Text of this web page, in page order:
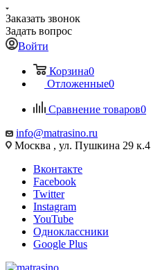
Заказать звонок
Задать вопрос
Войти
Корзина0
Отложенные0
Сравнение товаров0
info@matrasino.ru
Москва , ул. Пушкина 29 к.4
Вконтакте
Facebook
Twitter
Instagram
YouTube
Одноклассники
Google Plus